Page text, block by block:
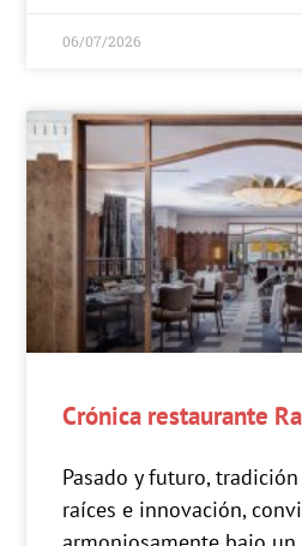
06/07/2026
Crónica restaurante
Pasado y futuro,
raíces e innovación,